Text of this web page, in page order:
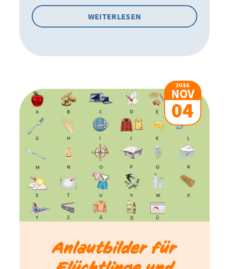
WEITERLESEN
2016
NOV
04
Anlautbilder für